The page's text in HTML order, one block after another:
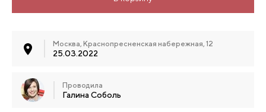
Москва, Краснопресненская набережная, 12
25.03.2022
Проводила
Галина Соболь